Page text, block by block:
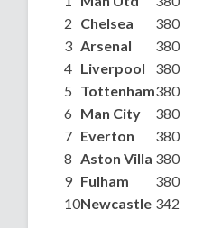
2 Chelsea 380
3 Arsenal 380
4 Liverpool 380
5 Tottenham380
6 Man City 380
7 Everton 380
8 Aston Villa 380
9 Fulham 380
10Newcastle 342